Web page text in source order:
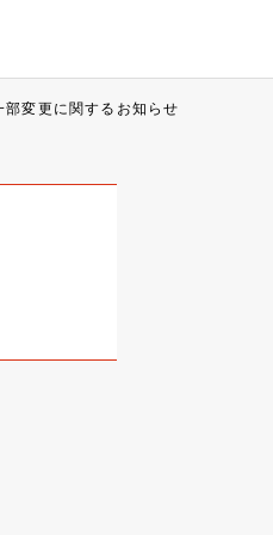
変更に関するお知らせ